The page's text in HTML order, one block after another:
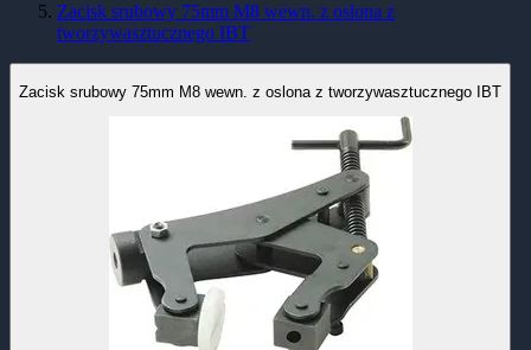
Zacisk srubowy 75mm M8 wewn. z oslona z
tworzywasztucznego IBT
Zacisk srubowy 75mm M8 wewn. z oslona z tworzywasztucznego IBT